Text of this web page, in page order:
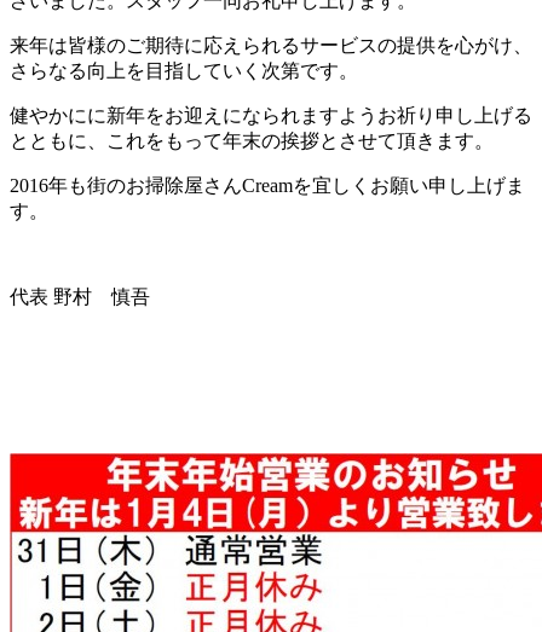
来年は皆様のご期待に応えられるサービスの提供を心がけ、
さらなる向上を目指していく次第です。
健やかにに新年をお迎えになられますようお祈り申し上げる
とともに、これをもって年末の挨拶とさせて頂きます。
2016年も街のお掃除屋さんCreamを宜しくお願い申し上げま
す。
代表 野村 慎吾